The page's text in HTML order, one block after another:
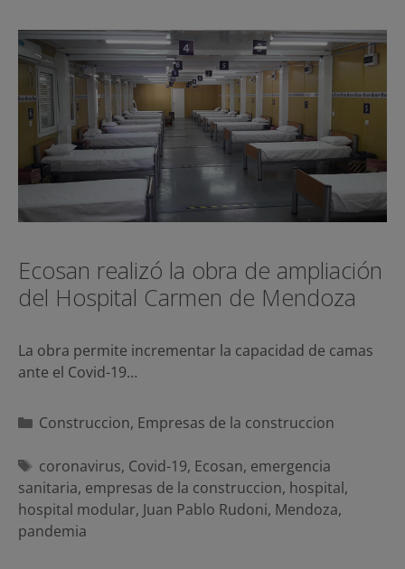
Ecosan realizó la obra de ampliación
del Hospital Carmen de Mendoza
La obra permite incrementar la capacidad de camas
ante el Covid-19…
Categorías
Construccion, Empresas de la construccion
Etiquetas
coronavirus, Covid-19, Ecosan, emergencia
sanitaria, empresas de la construccion, hospital,
hospital modular, Juan Pablo Rudoni, Mendoza,
pandemia